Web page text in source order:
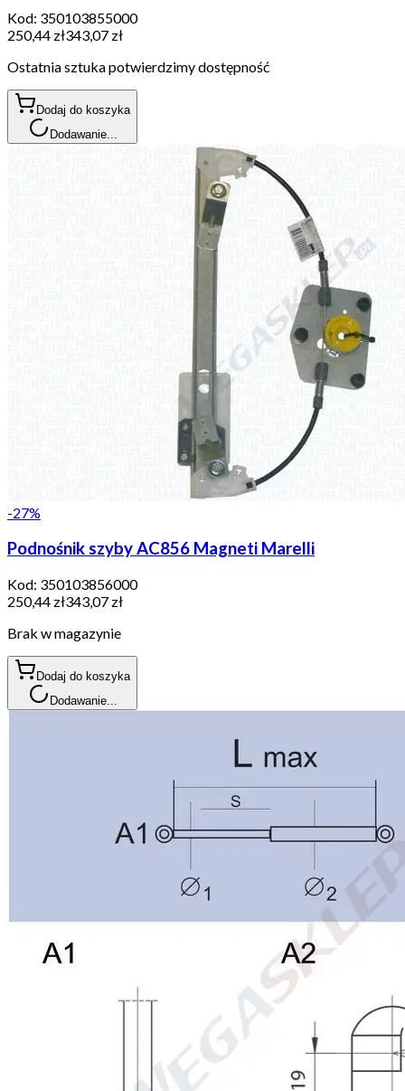
Kod: 350103855000
250,44 zł343,07 zł
Ostatnia sztuka potwierdzimy dostępność
Dodaj do koszyka
Dodawanie...
-27%
Podnośnik szyby AC856 Magneti Marelli
Kod: 350103856000
250,44 zł343,07 zł
Brak w magazynie
Dodaj do koszyka
Dodawanie...